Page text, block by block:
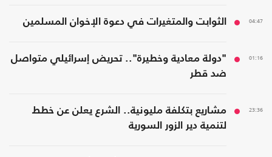
04:47 الثوابت والمتغيرات في دعوة الإخوان المسلمين
01:16
"دولة معادية وخطيرة".. تحريض إسرائيلي متواصل
ضد قطر
23:36
مشاريع بتكلفة مليونية.. الشرع يعلن عن خطط
لتنمية دير الزور السورية